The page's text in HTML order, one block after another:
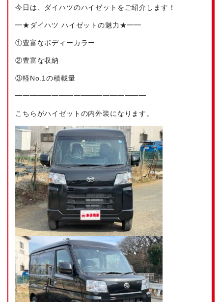
今日は、ダイハツのハイゼットをご紹介します！
━★ダイハツ ハイゼットの魅力★━━
①豊富なボディーカラー
②豊富な収納
③軽No.1の積載量
━━━━━━━━━━━━━━━━━━
こちらがハイゼットの内外装になります。